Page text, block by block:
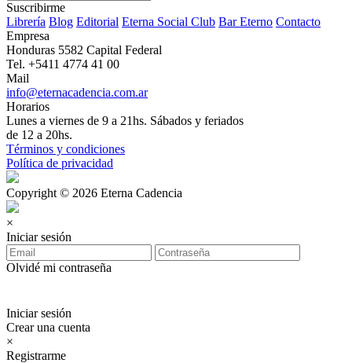
Suscribirme
Librería Blog Editorial Eterna Social Club Bar Eterno Contacto
Empresa
Honduras 5582 Capital Federal
Tel. +5411 4774 41 00
Mail
info@eternacadencia.com.ar
Horarios
Lunes a viernes de 9 a 21hs. Sábados y feriados
de 12 a 20hs.
Términos y condiciones
Política de privacidad
Copyright © 2026 Eterna Cadencia
×
Iniciar sesión
Olvidé mi contraseña
Iniciar sesión
Crear una cuenta
×
Registrarme